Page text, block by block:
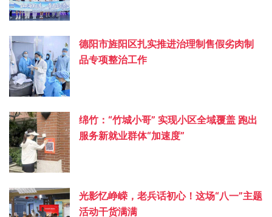
德阳市旌阳区扎实推进治理制售假劣肉制
品专项整治工作
绵竹：“竹城小哥” 实现小区全域覆盖 跑出
服务新就业群体“加速度”
光影忆峥嵘，老兵话初心！这场“八一”主题
活动干货满满